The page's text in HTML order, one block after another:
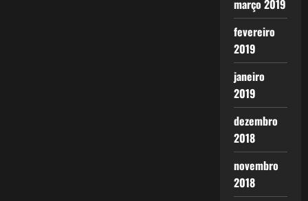
março 2019
fevereiro
2019
janeiro
2019
dezembro
2018
novembro
2018